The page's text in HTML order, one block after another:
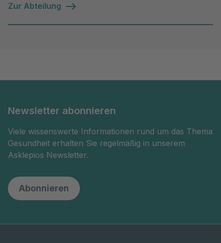
Zur Abteilung
Newsletter abonnieren
Viele wissenswerte Informationen rund um das Thema
Gesundheit erhalten Sie regelmäßig in unserem
Asklepios Newsletter.
Abonnieren